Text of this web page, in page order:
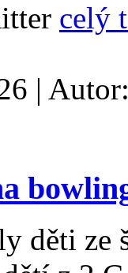
celý
|
děti ze